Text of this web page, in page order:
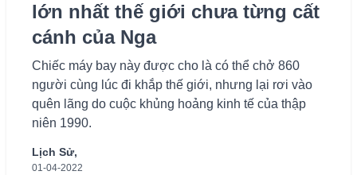
lớn nhất thế giới chưa từng cất
cánh của Nga
Chiếc máy bay này được cho là có thể chở 860
người cùng lúc đi khắp thế giới, nhưng lại rơi vào
quên lãng do cuộc khủng hoảng kinh tế của thập
niên 1990.
Lịch Sử,
01-04-2022